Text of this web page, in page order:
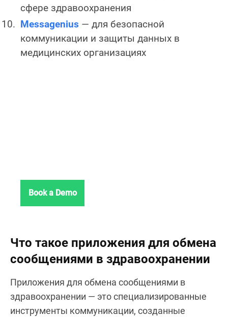
сфере здравоохранения
Messagenius — для безопасной
коммуникации и защиты данных в
медицинских организациях
Book a Demo
Что такое приложения для обмена
сообщениями в здравоохранении
Приложения для обмена сообщениями в
здравоохранении — это специализированные
инструменты коммуникации, созданные